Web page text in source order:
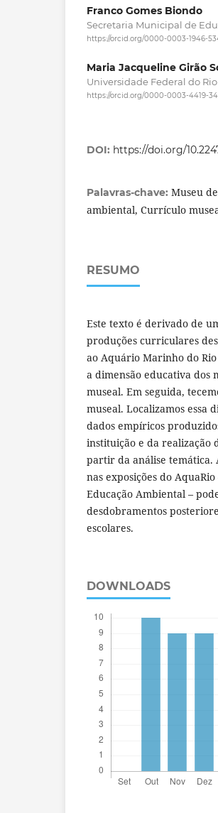
Franco Gomes Biondo
Secretaria Municipal de
https://orcid.org/0000-0003-1946-
Maria Jacqueline Girão
Universidade Federal do
https://orcid.org/0000-0003-4419-
DOI: https://doi.org/
Palavras-chave: Museu
ambiental, Currículo
RESUMO
Este texto é derivado de
produções curriculares
ao Aquário Marinho do
a dimensão educativa dos
museal. Em seguida,
museal. Localizamos essa
dados empíricos
instituição e da realização
partir da análise temática.
nas exposições do
Educação Ambiental –
desdobramentos
escolares.
DOWNLOADS